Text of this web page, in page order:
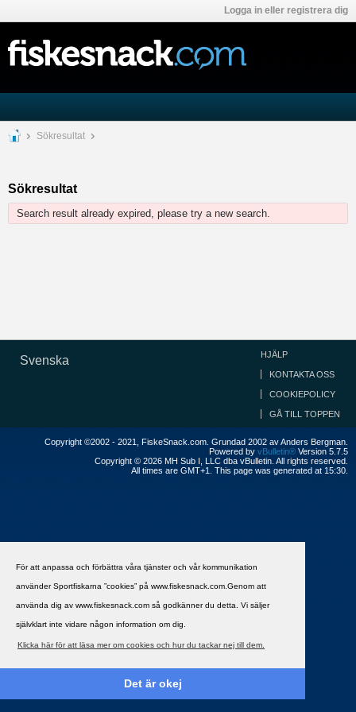
För att anpassa och förbättra våra tjänster och vår kommunikation
använder Sportfiskarna ”cookies” på www.fiskesnack.com.Genom att
använda dig av www.fiskesnack.com så godkänner du detta. Vi säljer
självklart inte vidare någon information om dig.
Klicka här för att läsa mer om cookies och hur du tackar nej till dem.
Det är okej
Logga in eller registrera dig
Sökresultat
Sökresultat
Search result already expired, please try a new search.
Svenska HJÄLP
KONTAKTA OSS
COOKIEPOLICY
GÅ TILL TOPPEN
Copyright ©2002 - 2021, FiskeSnack.com. Grundad 2002 av Anders Bergman.
Powered by vBulletin® Version 5.7.5
Copyright © 2026 MH Sub I, LLC dba vBulletin. All rights reserved.
All times are GMT+1. This page was generated at 15:30.